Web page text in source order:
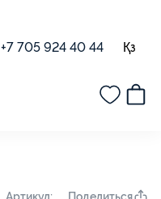
+7 705 924 40 44 Қз
Поделиться